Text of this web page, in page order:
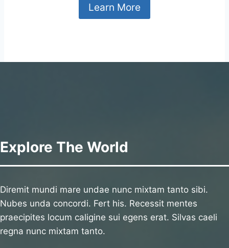
Learn More
Explore The World
Diremit mundi mare undae nunc mixtam tanto sibi.
Nubes unda concordi. Fert his. Recessit mentes
praecipites locum caligine sui egens erat. Silvas caeli
regna nunc mixtam tanto.